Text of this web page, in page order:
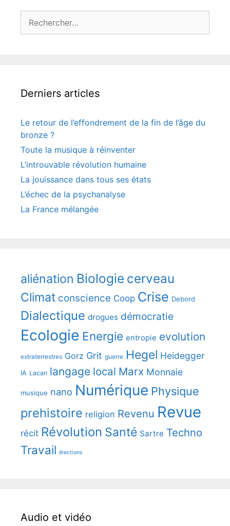
Derniers articles
Le retour de l’effondrement de la fin de l’âge du
bronze ?
Toute la musique à réinventer
L’introuvable révolution humaine
La jouissance dans tous ses états
L’échec de la psychanalyse
La France mélangée
aliénation Biologie cerveau
Climat conscience Coop Crise Debord
Dialectique drogues démocratie
Ecologie Energie entropie evolution
extraterrestres Gorz Grit guerre Hegel Heidegger
IA Lacan langage local Marx Monnaie
musique nano Numérique Physique
prehistoire religion Revenu Revue
récit Révolution Santé Sartre Techno
Travail élections
Audio et vidéo